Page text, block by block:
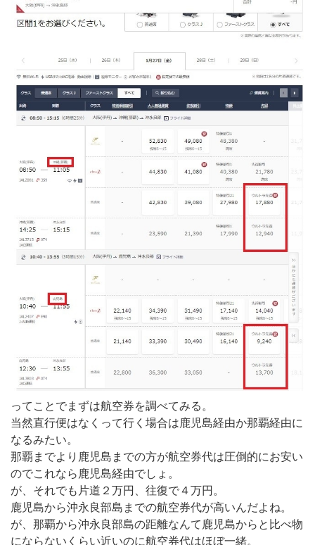
ってことでまずは航空券を調べてみる。
当然直行便はなくって行く場合は鹿児島経由か那覇経由に
なるみたい。
那覇までより鹿児島までの方が航空券代は圧倒的にお安い
のでこれなら鹿児島経由でしょ。
が、それでも片道２万円、往復で４万円。
鹿児島から沖永良部島までの航空券代が高いんだよね。
が、那覇から沖永良部島の距離なんて鹿児島からと比べ物
にならないくらい近いのに航空券代はほぼ一緒。